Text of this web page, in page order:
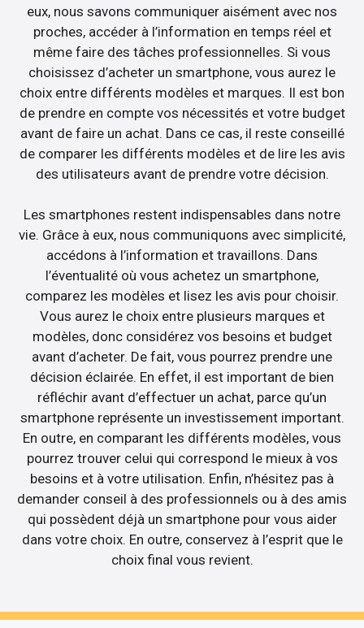
eux, nous savons communiquer aisément avec nos
proches, accéder à l’information en temps réel et
même faire des tâches professionnelles. Si vous
choisissez d’acheter un smartphone, vous aurez le
choix entre différents modèles et marques. Il est bon
de prendre en compte vos nécessités et votre budget
avant de faire un achat. Dans ce cas, il reste conseillé
de comparer les différents modèles et de lire les avis
des utilisateurs avant de prendre votre décision.
Les smartphones restent indispensables dans notre
vie. Grâce à eux, nous communiquons avec simplicité,
accédons à l’information et travaillons. Dans
l’éventualité où vous achetez un smartphone,
comparez les modèles et lisez les avis pour choisir.
Vous aurez le choix entre plusieurs marques et
modèles, donc considérez vos besoins et budget
avant d’acheter. De fait, vous pourrez prendre une
décision éclairée. En effet, il est important de bien
réfléchir avant d’effectuer un achat, parce qu’un
smartphone représente un investissement important.
En outre, en comparant les différents modèles, vous
pourrez trouver celui qui correspond le mieux à vos
besoins et à votre utilisation. Enfin, n’hésitez pas à
demander conseil à des professionnels ou à des amis
qui possèdent déjà un smartphone pour vous aider
dans votre choix. En outre, conservez à l’esprit que le
choix final vous revient.